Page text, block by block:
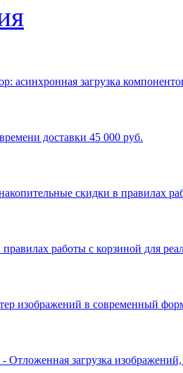
асинхронная загрузка
доставки 45 000 руб.
скидки в правилах
правилах работы с корзиной для
изображений в современный
Отложенная загрузка